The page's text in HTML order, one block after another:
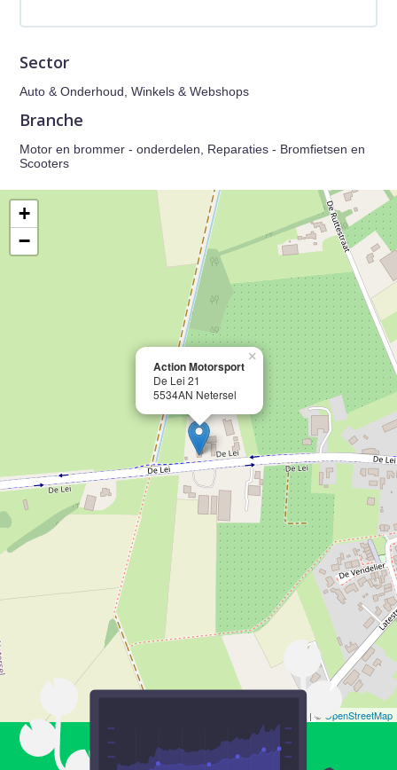
Sector
Auto & Onderhoud, Winkels & Webshops
Branche
Motor en brommer - onderdelen, Reparaties - Bromfietsen en
Scooters
Action Motorsport
De Lei 21
5534AN Netersel
×
+
−
| © OpenStreetMap